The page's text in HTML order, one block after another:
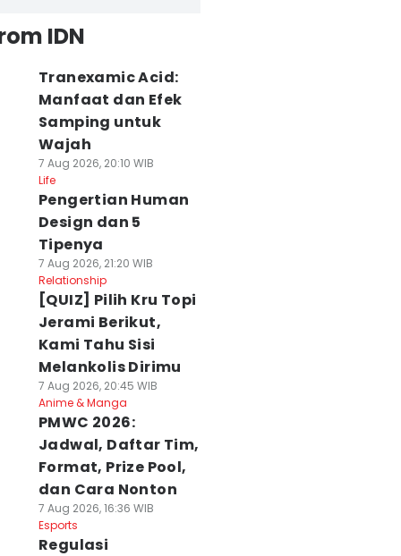
IDN
Tranexamic Acid:
Manfaat dan Efek
Samping untuk
Wajah
7 Aug 2026, 20:10 WIB
Life
Pengertian Human
Design dan 5
Tipenya
7 Aug 2026, 21:20 WIB
Relationship
[QUIZ] Pilih Kru Topi
Jerami Berikut,
Kami Tahu Sisi
Melankolis Dirimu
7 Aug 2026, 20:45 WIB
Anime & Manga
PMWC 2026:
Jadwal, Daftar Tim,
Format, Prize Pool,
dan Cara Nonton
7 Aug 2026, 16:36 WIB
Esports
Regulasi